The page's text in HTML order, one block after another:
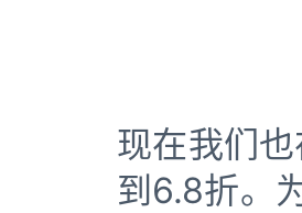
现在我们
到6.8折。